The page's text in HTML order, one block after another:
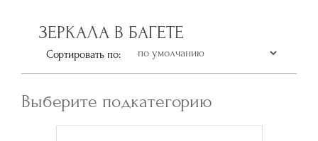
ЗЕРКАЛА В БАГЕТЕ
Сортировать по:
Выберите подкатегорию